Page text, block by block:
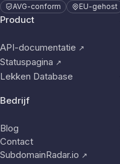
AVG-conform EU-gehost
Product
API-documentatie ↗
Statuspagina ↗
Lekken Database
Bedrijf
Blog
Contact
SubdomainRadar.io ↗